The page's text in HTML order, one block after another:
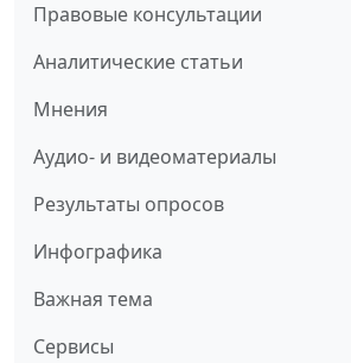
Правовые консультации
Аналитические статьи
Мнения
Аудио- и видеоматериалы
Результаты опросов
Инфографика
Важная тема
Сервисы